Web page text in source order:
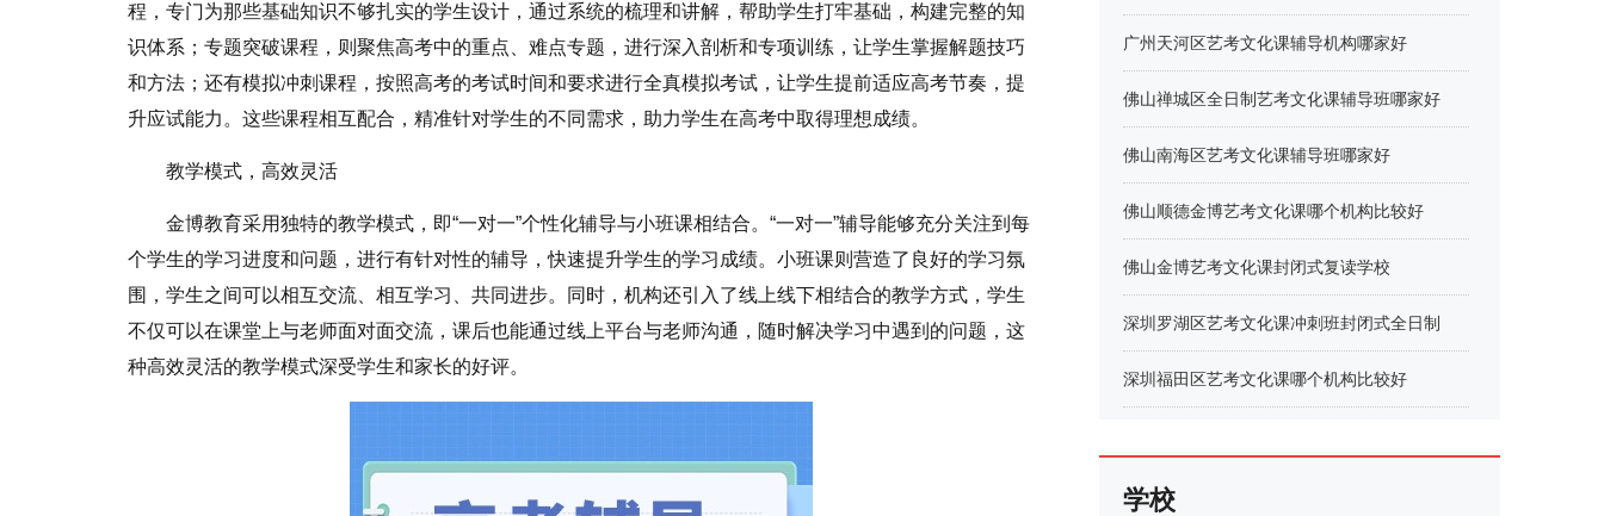
程，专门为那些基础知识不够扎实的学生设计，通过系统的梳理和讲解，帮助学生打牢基础，构建完整的知
识体系；专题突破课程，则聚焦高考中的重点、难点专题，进行深入剖析和专项训练，让学生掌握解题技巧
和方法；还有模拟冲刺课程，按照高考的考试时间和要求进行全真模拟考试，让学生提前适应高考节奏，提
升应试能力。这些课程相互配合，精准针对学生的不同需求，助力学生在高考中取得理想成绩。
教学模式，高效灵活
金博教育采用独特的教学模式，即“一对一”个性化辅导与小班课相结合。“一对一”辅导能够充分关注到每
个学生的学习进度和问题，进行有针对性的辅导，快速提升学生的学习成绩。小班课则营造了良好的学习氛
围，学生之间可以相互交流、相互学习、共同进步。同时，机构还引入了线上线下相结合的教学方式，学生
不仅可以在课堂上与老师面对面交流，课后也能通过线上平台与老师沟通，随时解决学习中遇到的问题，这
种高效灵活的教学模式深受学生和家长的好评。
广州天河区艺考文化课辅导机构哪家好
佛山禅城区全日制艺考文化课辅导班哪家好
佛山南海区艺考文化课辅导班哪家好
佛山顺德金博艺考文化课哪个机构比较好
佛山金博艺考文化课封闭式复读学校
深圳罗湖区艺考文化课冲刺班封闭式全日制
深圳福田区艺考文化课哪个机构比较好
学校